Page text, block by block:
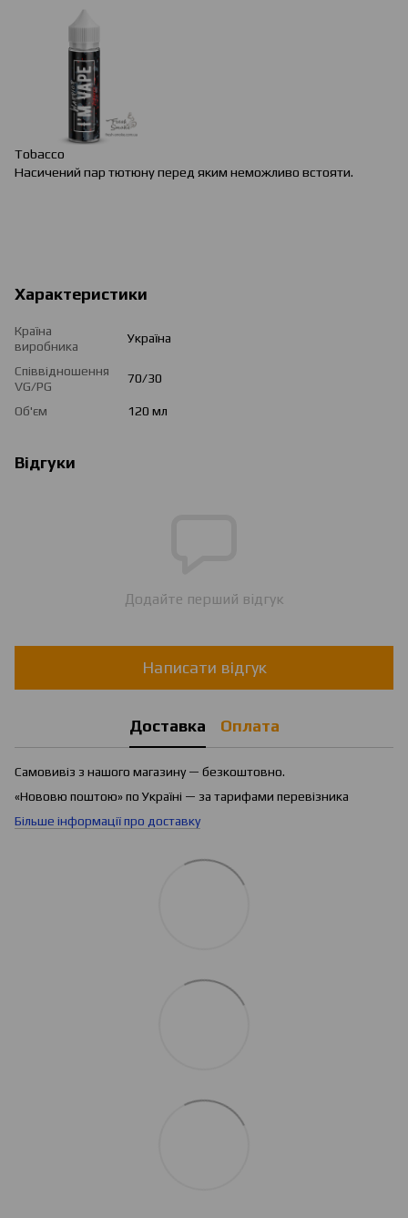
Tobacco
Насичений пар тютюну перед яким неможливо встояти.
Характеристики
Країна
виробника
Україна
Співвідношення
VG/PG
70/30
Об'єм 120 мл
Відгуки
Додайте перший відгук
Написати відгук
Доставка Оплата
Самовивіз з нашого магазину — безкоштовно.
«Нововю поштою» по Україні — за тарифами перевізника
Більше інформації про доставку